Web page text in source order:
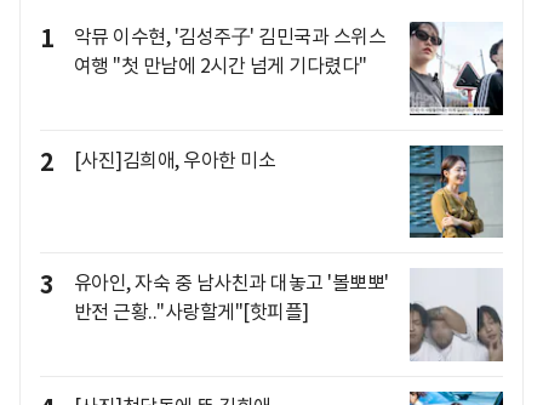
1
악뮤 이수현, '김성주子' 김민국과 스위스
여행 "첫 만남에 2시간 넘게 기다렸다"
2 [사진]김희애, 우아한 미소
3
유아인, 자숙 중 남사친과 대놓고 '볼뽀뽀'
반전 근황.."사랑할게"[핫피플]